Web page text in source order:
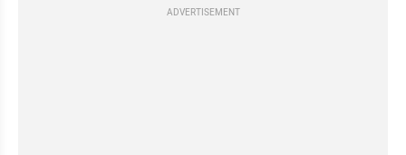
ADVERTISEMENT